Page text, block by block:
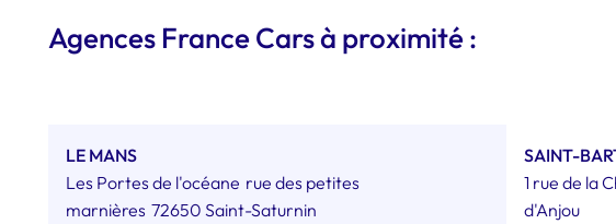
Agences France Cars à proximité :
LE MANS
Les Portes de l'océane rue des petites
marnières 72650 Saint-Saturnin
SAINT-
1 rue de la
d'Anjou